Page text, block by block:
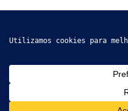
GRUPO DE ACÇÃO CULTURAL